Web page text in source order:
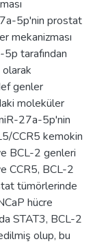
5p'nin prostat
mekanizması
5p tarafından
genler
moleküler
27a-5p'nin
CCR5 kemokin
BCL-2 genleri
CCR5, BCL-2
tümörlerinde
hücre
STAT3, BCL-2
olup, bu